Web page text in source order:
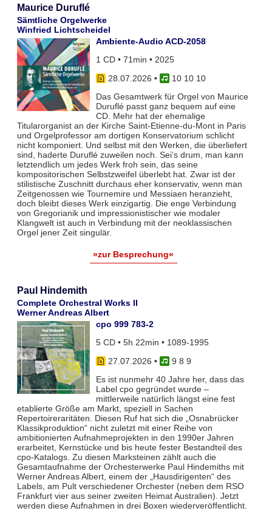
Maurice Duruflé
Sämtliche Orgelwerke
Winfried Lichtscheidel
Ambiente-Audio ACD-2058
1 CD • 71min • 2025
28.07.2026 •
10 10 10
Das Gesamtwerk für Orgel von Maurice
Duruflé passt ganz bequem auf eine
CD. Mehr hat der ehemalige
Titularorganist an der Kirche Saint-Etienne-du-Mont in Paris
und Orgelprofessor am dortigen Konservatorium schlicht
nicht komponiert. Und selbst mit den Werken, die überliefert
sind, haderte Duruflé zuweilen noch. Sei’s drum, man kann
letztendlich um jedes Werk froh sein, das seine
kompositorischen Selbstzweifel überlebt hat. Zwar ist der
stilistische Zuschnitt durchaus eher konservativ, wenn man
Zeitgenossen wie Tournemire und Messiaen heranzieht,
doch bleibt dieses Werk einzigartig. Die enge Verbindung
von Gregorianik und impressionistischer wie modaler
Klangwelt ist auch in Verbindung mit der neoklassischen
Orgel jener Zeit singulär.
»zur Besprechung«
Paul Hindemith
Complete Orchestral Works II
Werner Andreas Albert
cpo 999 783-2
5 CD • 5h 22min • 1089-1995
27.07.2026 •
9 8 9
Es ist nunmehr 40 Jahre her, dass das
Label cpo gegründet wurde –
mittlerweile natürlich längst eine fest
etablierte Größe am Markt, speziell in Sachen
Repertoireraritäten. Diesen Ruf hat sich die „Osnabrücker
Klassikproduktion“ nicht zuletzt mit einer Reihe von
ambitionierten Aufnahmeprojekten in den 1990er Jahren
erarbeitet, Kernstücke und bis heute fester Bestandteil des
cpo-Katalogs. Zu diesen Marksteinen zählt auch die
Gesamtaufnahme der Orchesterwerke Paul Hindemiths mit
Werner Andreas Albert, einem der „Hausdirigenten“ des
Labels, am Pult verschiedener Orchester (neben dem RSO
Frankfurt vier aus seiner zweiten Heimat Australien). Jetzt
werden diese Aufnahmen in drei Boxen wiederveröffentlicht.